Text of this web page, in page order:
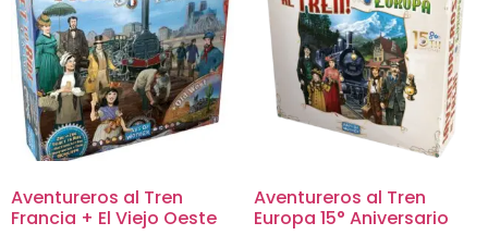
Aventureros al Tren
Francia + El Viejo Oeste
Aventureros al Tren
Europa 15° Aniversario